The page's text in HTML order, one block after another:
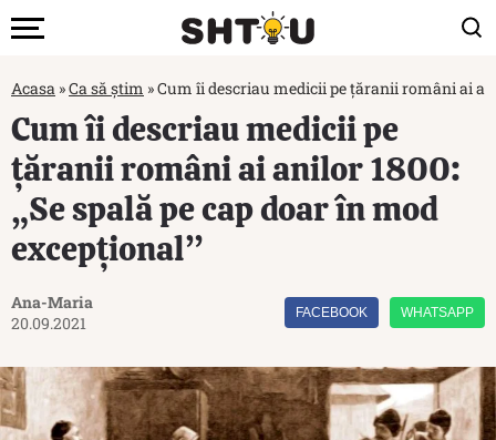
Acasa »Ca să știm »Cum îi descriau medicii pe țăranii români ai
Cum îi descriau medicii pe
țăranii români ai anilor 1800:
„Se spală pe cap doar în mod
excepțional”
Ana-Maria
20.09.2021
FACEBOOK WHATSAPP